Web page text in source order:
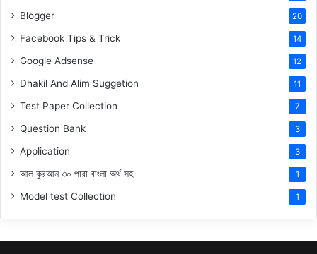
Blogger 20
Facebook Tips & Trick 14
Google Adsense 12
Dhakil And Alim Suggetion 11
Test Paper Collection 7
Question Bank 3
Application 3
আল কুরআন ৩০ পারা বাংলা অর্থ সহ 1
Model test Collection 1